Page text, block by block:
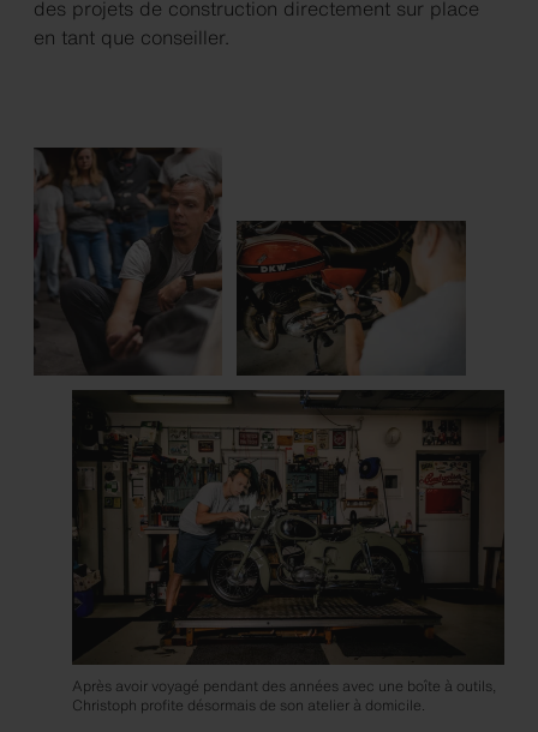
des projets de construction directement sur place
en tant que conseiller.
Après avoir voyagé pendant des années avec une boîte à outils,
Christoph profite désormais de son atelier à domicile.